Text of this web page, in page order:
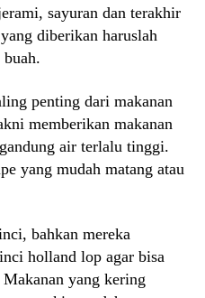
sayuran dan terakhir
diberikan haruslah
penting dari makanan
memberikan makanan
air terlalu tinggi.
yang mudah matang atau
bahkan mereka
holland lop agar bisa
yang kering